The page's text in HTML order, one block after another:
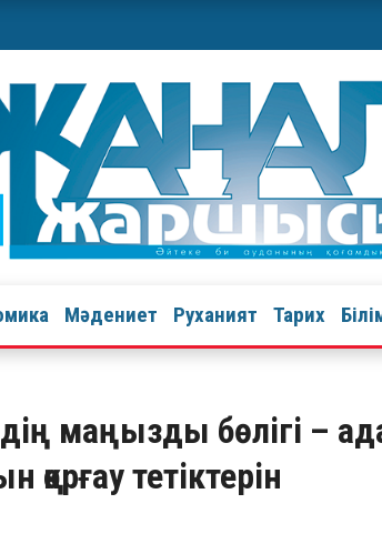
Мәдениет Руханият Тарих
маңызды бөлігі –
қорғау тетіктерін